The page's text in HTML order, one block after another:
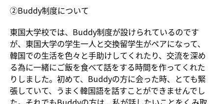
②Buddy制度について
東国大学校では、Buddy制度が設けられているのです
が、東国大学の学生一人と交換留学生がペアになって、
韓国での生活を色々と手助けしてくれたり、交流を深め
る為に一緒にご飯を食べて話をする時間を作ってくれた
りしました。初めて、Buddyの方に会った時、とても緊
張していて、うまく韓国語を話すことができませんでし